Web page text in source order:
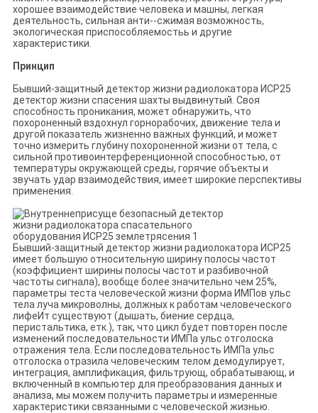
хорошее взаимодействие человека и машны, легкая
деятельность, сильная анти--сжимая возможность,
экологическая приспособляемостьь и другие
характеристики.
Принцип
Бывший-защитный детектор жизни радиолокатора ИСР25
детектор жизни спасения шахты выдвинутый. Своя
способность проникания, может обнаружить, что
похороненный вздохнул горнорабочих, движение тела и
другой показатель жизненно важных функций, и может
точно измерить глубину похороненной жизни от тела, с
сильной противоинтерференционной способностью, от
температуры окружающей среды, горячие объекты и
звучать удар взаимодействия, имеет широкие перспективы
применения.
Бывший-защитный детектор жизни радиолокатора ИСР25
имеет большую относительную ширину полосы частот
(коэффициент ширины полосы частот и разбивочной
частоты сигнала), вообще более значительно чем 25%,
параметры теста человеческой жизни форма ИМПов ульс
тела луча микроволны, должных к работам человеческого
лифеИт существуют (дышать, биение сердца,
перистальтика, етк.), так, что цикл будет повторен после
изменений последовательности ИМПа ульс отголоска
отражения тела. Если последовательность ИМПа ульс
отголоска отразила человеческим телом демодулирует,
интеграция, амплификация, фильтрующ, обрабатывающ, и
включенный в компьютер для преобразования данных и
анализа, мы можем получить параметры и измеренные
характеристики связанными с человеческой жизнью.